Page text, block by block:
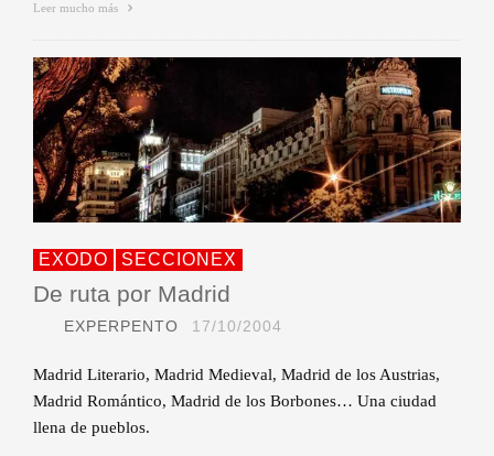
Leer mucho más
EXODO SECCIONEX
De ruta por Madrid
EXPERPENTO 17/10/2004
Madrid Literario, Madrid Medieval, Madrid de los Austrias,
Madrid Romántico, Madrid de los Borbones… Una ciudad
llena de pueblos.